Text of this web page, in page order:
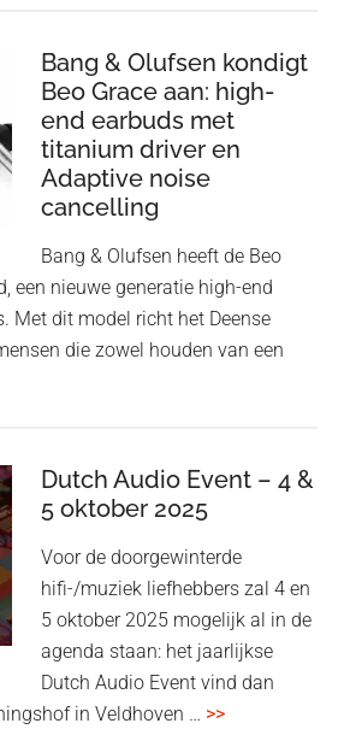
nu
ook
in
‘lossless’
kwaliteit
Bang & Olufsen kondigt
Beo Grace aan: high-
end earbuds met
titanium driver en
Adaptive noise
cancelling
Bang & Olufsen heeft de Beo
een nieuwe generatie high-end
Met dit model richt het Deense
die zowel houden van een
Dutch Audio Event – 4 &
5 oktober 2025
Voor de doorgewinterde
hifi-/muziek liefhebbers zal 4 en
5 oktober 2025 mogelijk al in de
agenda staan: het jaarlijkse
Dutch Audio Event vind dan
in Veldhoven … >>overDutch